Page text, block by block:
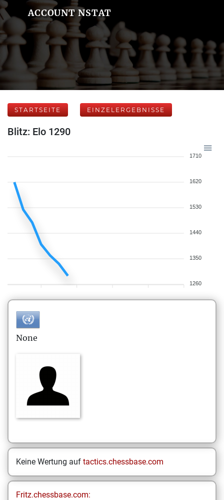
ACCOUNT NSTAT
STARTSEITE EINZELERGEBNISSE
Blitz: Elo 1290
1710
1620
1530
1440
1350
1260
None
Keine Wertung auf tactics.chessbase.com
Fritz.chessbase.com: